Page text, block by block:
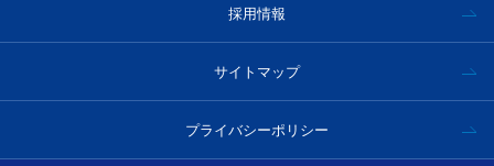
採用情報
サイトマップ
プライバシーポリシー